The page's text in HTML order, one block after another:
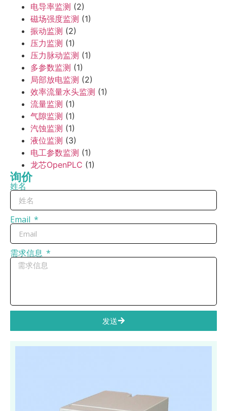
电导率监测 (2)
磁场强度监测 (1)
振动监测 (2)
压力监测 (1)
压力脉动监测 (1)
多参数监测 (1)
局部放电监测 (2)
效率流量水头监测 (1)
流量监测 (1)
气隙监测 (1)
汽蚀监测 (1)
液位监测 (3)
电工参数监测 (1)
龙芯OpenPLC (1)
询价
姓名
Email
需求信息
发送